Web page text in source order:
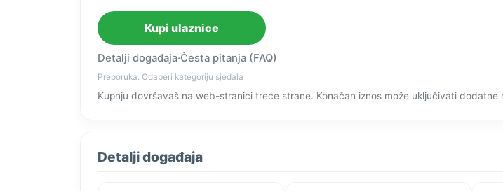
Kupi ulaznice
Detalji događaja·Česta pitanja (FAQ)
Preporuka: Odaberi kategoriju sjedala
Kupnju dovršavaš na web-stranici treće strane. Konačan iznos može uključivati
Detalji događaja